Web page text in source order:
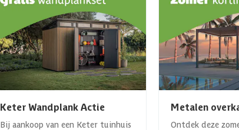
Keter Wandplank Actie
Bij aankoop van een Keter tuinhuis
Metalen
Ontdek deze